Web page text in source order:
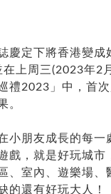
慶定下將香港變
上周三(2023年2
禮2023」中，首
。
小朋友成長的每一
戲，就是好玩城市
、室內、遊樂場、
的還有好玩大人！